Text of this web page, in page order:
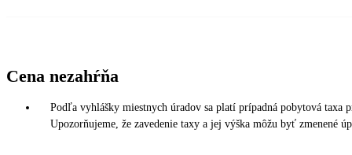
Cena nezahŕňa
Podľa vyhlášky miestnych úradov sa platí prípadná pobytová
Upozorňujeme, že zavedenie taxy a jej výška môžu byť zmenené